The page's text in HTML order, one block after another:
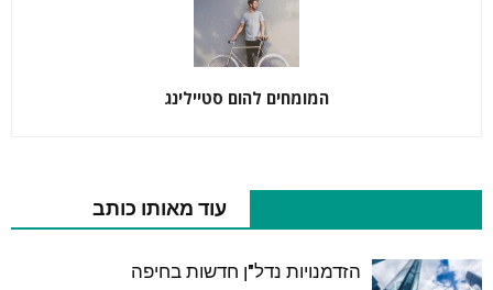
המומחים להום סטיילינג
עוד מאותו כותב
הזדמנויות נדל"ן חדשות בחיפה